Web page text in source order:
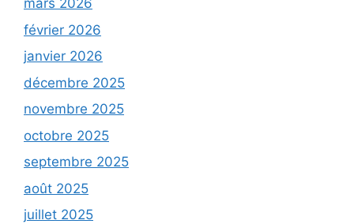
mars 2026
février 2026
janvier 2026
décembre 2025
novembre 2025
octobre 2025
septembre 2025
août 2025
juillet 2025